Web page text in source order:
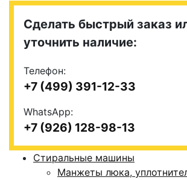
Сделать быстрый заказ
уточнить наличие:
Телефон:
+7 (499) 391-12-33
WhatsApp:
+7 (926) 128-98-13
Стиральные машины
Манжеты люка,